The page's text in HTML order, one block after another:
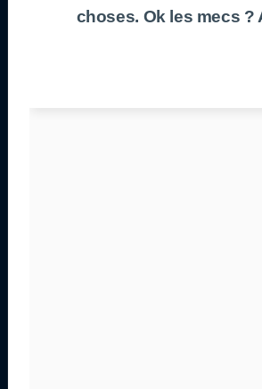
choses. Ok les mecs ?